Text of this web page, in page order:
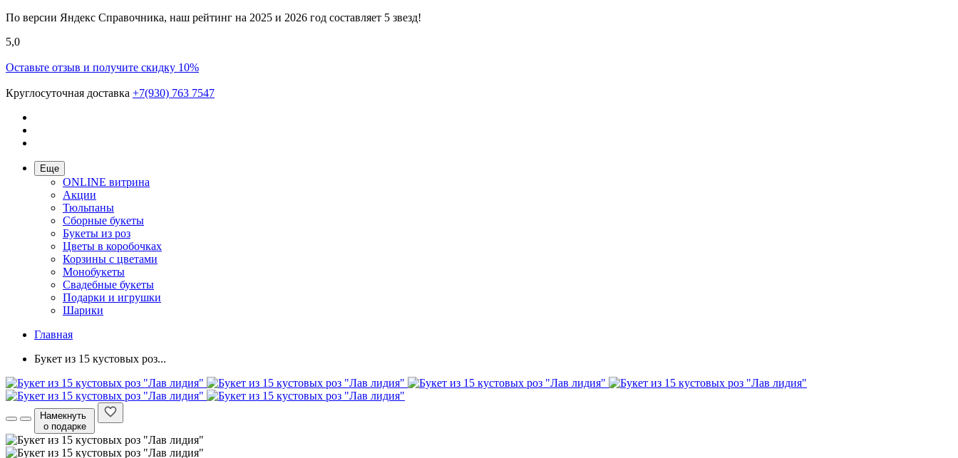
По версии Яндекс Справочника, наш рейтинг на 2025 и 2026 год составляет 5 звезд!
5,0
Оставьте отзыв и получите скидку 10%
Круглосуточная доставка +7(930) 763 7547
Еще
ONLINE витрина
Акции
Тюльпаны
Сборные букеты
Букеты из роз
Цветы в коробочках
Корзины с цветами
Монобукеты
Свадебные букеты
Подарки и игрушки
Шарики
Главная
Букет из 15 кустовых роз...
Намекнуть
о подарке